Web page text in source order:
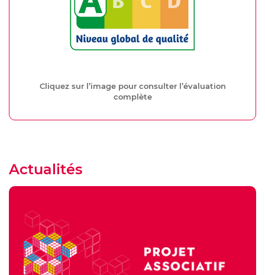
Cliquez sur l’image pour consulter l’évaluation
complète
Actualités